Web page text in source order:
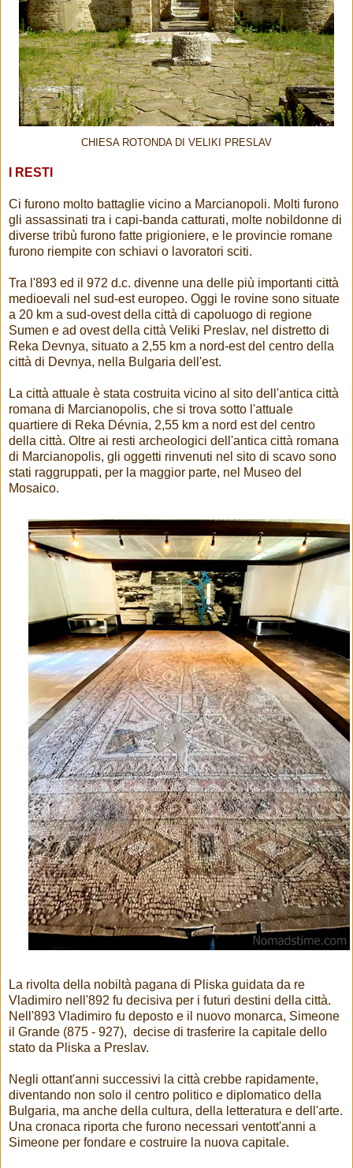
CHIESA ROTONDA DI VELIKI PRESLAV
I RESTI
Ci furono molto battaglie vicino a Marcianopoli. Molti furono
gli assassinati tra i capi-banda catturati, molte nobildonne di
diverse tribù furono fatte prigioniere, e le provincie romane
furono riempite con schiavi o lavoratori sciti.
Tra l'893 ed il 972 d.c. divenne una delle più importanti città
medioevali nel sud-est europeo. Oggi le rovine sono situate
a 20 km a sud-ovest della città di capoluogo di regione
Sumen e ad ovest della città Veliki Preslav, nel distretto di
Reka Devnya, situato a 2,55 km a nord-est del centro della
città di Devnya, nella Bulgaria dell'est.
La città attuale è stata costruita vicino al sito dell'antica città
romana di Marcianopolis, che si trova sotto l'attuale
quartiere di Reka Dévnia, 2,55 km a nord est del centro
della città. Oltre ai resti archeologici dell'antica città romana
di Marcianopolis, gli oggetti rinvenuti nel sito di scavo sono
stati raggruppati, per la maggior parte, nel Museo del
Mosaico.
La rivolta della nobiltà pagana di Pliska guidata da re
Vladimiro nell'892 fu decisiva per i futuri destini della città.
Nell'893 Vladimiro fu deposto e il nuovo monarca, Simeone
il Grande (875 - 927), decise di trasferire la capitale dello
stato da Pliska a Preslav.
Negli ottant'anni successivi la città crebbe rapidamente,
diventando non solo il centro politico e diplomatico della
Bulgaria, ma anche della cultura, della letteratura e dell'arte.
Una cronaca riporta che furono necessari ventott'anni a
Simeone per fondare e costruire la nuova capitale.